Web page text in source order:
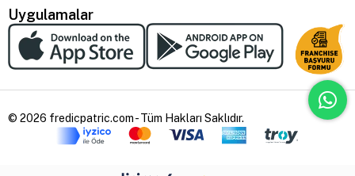
Uygulamalar
© 2026 fredicpatric.com - Tüm Hakları Saklıdır.